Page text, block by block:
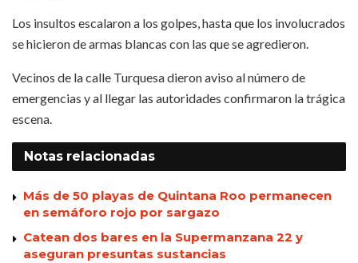
Los insultos escalaron a los golpes, hasta que los involucrados
se hicieron de armas blancas con las que se agredieron.
Vecinos de la calle Turquesa dieron aviso al número de
emergencias y al llegar las autoridades confirmaron la trágica
escena.
Notas relacionadas
Más de 50 playas de Quintana Roo permanecen
en semáforo rojo por sargazo
Catean dos bares en la Supermanzana 22 y
aseguran presuntas sustancias